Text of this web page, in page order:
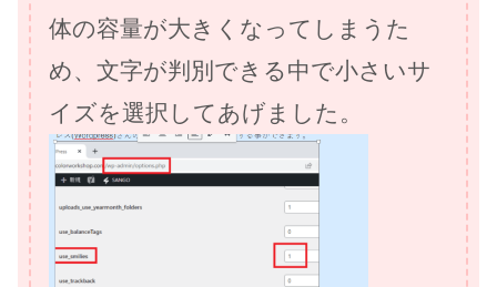
体の容量が大きくなってしまうた
め、文字が判別できる中で小さいサ
イズを選択してあげました。